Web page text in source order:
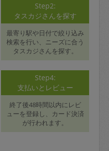
Step2:
タスカジさんを探す
最寄り駅や日付で絞り込み
検索を行い、ニーズに合う
タスカジさんを探す。
Step4:
支払いとレビュー
終了後48時間以内にレビ
ューを登録し、カード決済
が行われます。